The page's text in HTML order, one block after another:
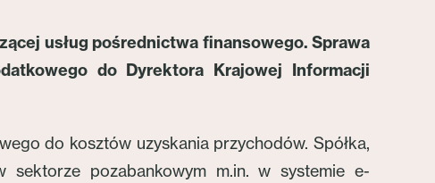
usług pośrednictwa finansowego. Sprawa
do Dyrektora Krajowej Informacji
do kosztów uzyskania przychodów. Spółka,
sektorze pozabankowym m.in. w systemie e-